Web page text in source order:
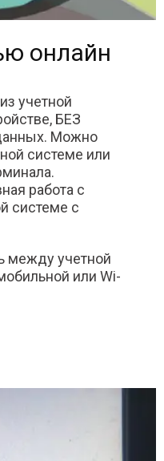
онлайн
учетной
БЕЗ
Можно
системе или
работа с
системе с
между учетной
или Wi-